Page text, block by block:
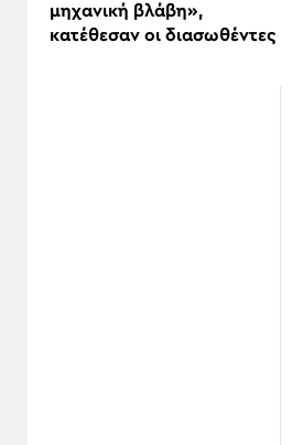
μηχανική βλάβη»,
κατέθεσαν οι διασωθέντες